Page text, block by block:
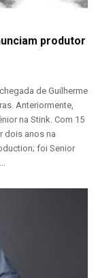
produtor
de Guilherme
Anteriormente,
na Stink. Com 15
dois anos na
foi Senior